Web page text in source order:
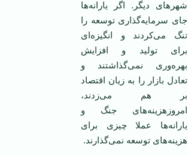
شهر‌های دیگر. اگر یارانه‌ها
جای سرمایه‌گذاری توسعه را
تنگ می‌کردند و انگیزه‌ای
برای تولید و افزایش
بهره‌وری نمی‌گذاشتند و
تعادل بازار را به زیان اقتصاد
بر هم می‌زدند،
امروزهزینه‌های جنگ و
یارانه‌ها عملا چیزی برای
هزینه‌های توسعه نمی‌گذارند.